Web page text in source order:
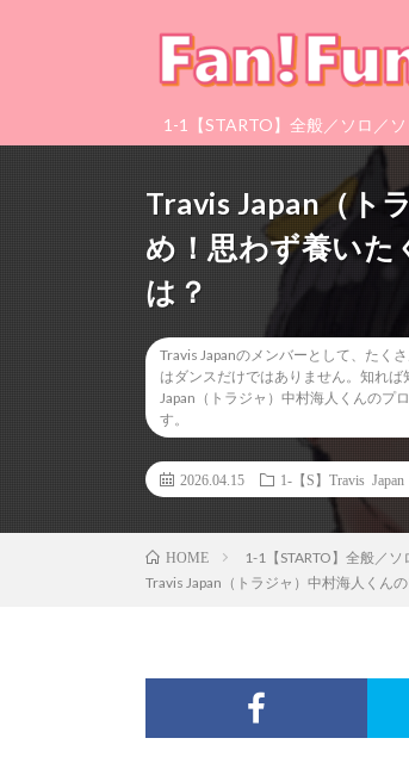
1-1【STARTO】全般／ソロ／
Travis Japan（ト
め！思わず養いた
は？
Travis Japanのメンバーとして、たく
はダンスだけではありません。知れ
Japan（トラジャ）中村海人くんのプ
す。
2026.04.15 1-【S】Travis Japan
HOME 1-1【STARTO】全般／
Travis Japan（トラジャ）中村海人くん